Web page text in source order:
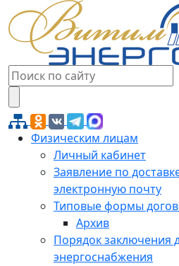
Физическим лицам
Личный кабинет
Заявление по
электронную почту
Типовые формы
Архив
Порядок заключения
энергоснабжения